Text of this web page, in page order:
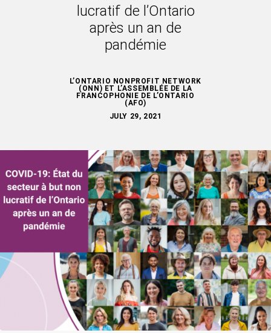
lucratif de l’Ontario
après un an de
pandémie
L’ONTARIO NONPROFIT NETWORK
(ONN) ET L’ASSEMBLÉE DE LA
FRANCOPHONIE DE L’ONTARIO
(AFO)
JULY 29, 2021